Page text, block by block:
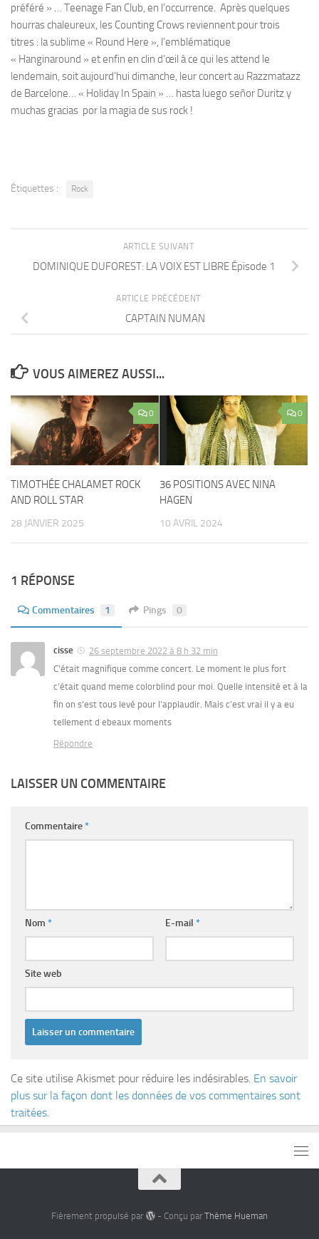
préféré » … Teenage Fan Club, en l’occurrence. Après quelques
hourras chaleureux, les Counting Crows reviennent pour trois
titres : la sublime « Round Here », l’emblématique
« Hanginaround » et enfin en clin d’œil à ce qui les attend le
lendemain, soit aujourd’hui dimanche, leur concert au Razzmatazz
de Barcelone… « Holiday In Spain » … hasta luego señor Duritz y
muchas gracias por la magia de sus rock !
Étiquettes : Rock
ARTICLE SUIVANT
DOMINIQUE DUFOREST: LA VOIX EST LIBRE Épisode 1
ARTICLE PRÉCÉDENT
CAPTAIN NUMAN
VOUS AIMEREZ AUSSI...
0
TIMOTHÉE CHALAMET ROCK
AND ROLL STAR
28 JANVIER 2025
0
36 POSITIONS AVEC NINA
HAGEN
10 AVRIL 2024
1 RÉPONSE
Commentaires 1 Pings 0
cisse
26 septembre 2022 à 8 h 32 min
C’était magnifique comme concert. Le moment le plus fort
c’était quand meme colorblind pour moi. Quelle intensité et à la
fin on s’est tous levé pour l’applaudir. Mais c’est vrai il y a eu
tellement d ebeaux moments
Répondre
LAISSER UN COMMENTAIRE
Commentaire*
Nom * E-mail *
Site web
Ce site utilise Akismet pour réduire les indésirables. En savoir
plus sur la façon dont les données de vos commentaires sont
traitées
Fièrement propulsé par - Conçu par Thème Hueman